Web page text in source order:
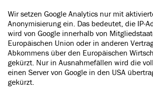
Wir setzen Google Analytics nur mit
Anonymisierung ein. Das bedeutet, die IP-
wird von Google innerhalb von
Europäischen Union oder in anderen
Abkommens über den Europäischen
gekürzt. Nur in Ausnahmefällen wird die
einen Server von Google in den USA
gekürzt.